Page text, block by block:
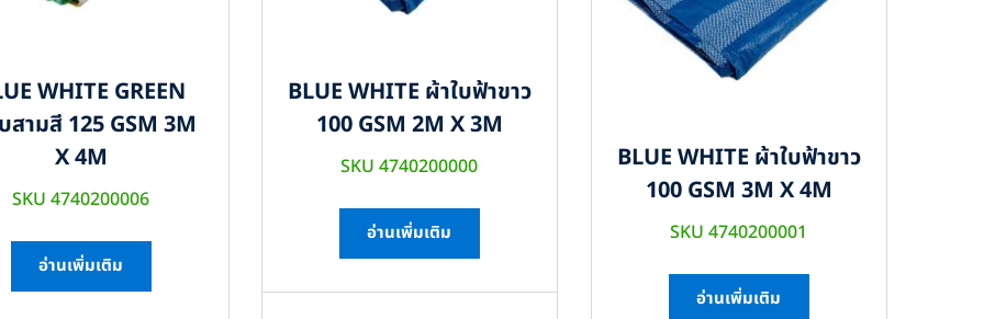
WHITE GREEN
สามสี 125 GSM 3M
X 4M
SKU 4740200006
อ่านเพิ่มเติม
BLUE WHITE ผ้าใบฟ้าขาว
100 GSM 2M X 3M
SKU 4740200000
อ่านเพิ่มเติม
BLUE WHITE ผ้าใบฟ้าขาว
100 GSM 3M X 4M
SKU 4740200001
อ่านเพิ่มเติม